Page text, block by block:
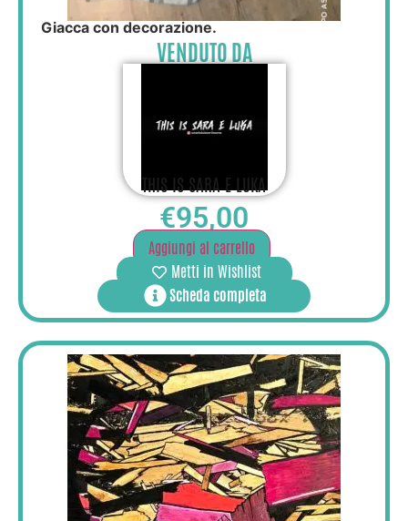
Giacca con decorazione.
VENDUTO DA
THIS IS SARA E LUKA
€95,00
Aggiungi al carrello
Metti in Wishlist
Scheda completa